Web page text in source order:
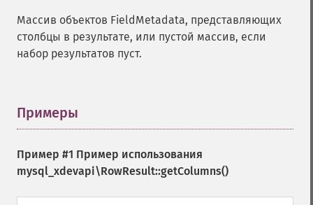
Массив объектов FieldMetadata, представляющих
столбцы в результате, или пустой массив, если
набор результатов пуст.
Примеры
Пример #1 Пример использования
mysql_xdevapi\RowResult::getColumns()